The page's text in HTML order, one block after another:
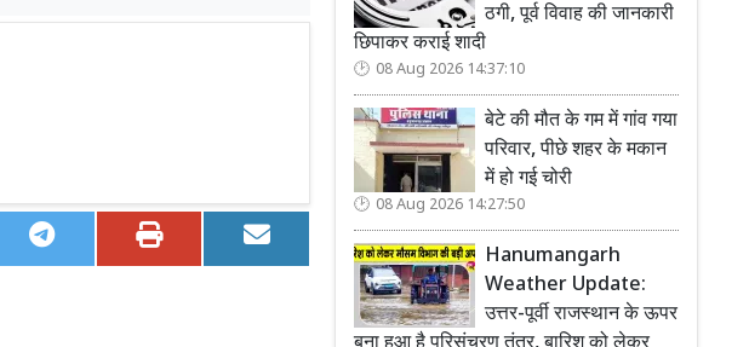
ठगी, पूर्व विवाह की जानकारी
छिपाकर कराई शादी
08 Aug 2026 14:37:10
बेटे की मौत के गम में गांव गया
परिवार, पीछे शहर के मकान
में हो गई चोरी
08 Aug 2026 14:27:50
Hanumangarh
Weather Update:
उत्तर-पूर्वी राजस्थान के ऊपर